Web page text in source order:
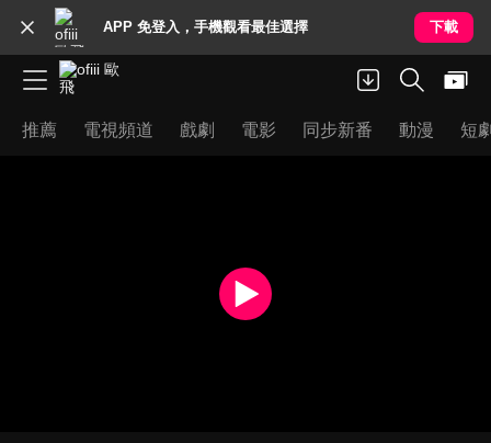
APP 免登入，手機觀看最佳選擇 下載
推薦 電視頻道 戲劇 電影 同步新番 動漫 短